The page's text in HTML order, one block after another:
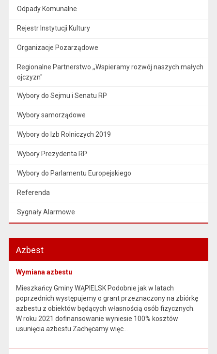
Odpady Komunalne
Rejestr Instytucji Kultury
Organizacje Pozarządowe
Regionalne Partnerstwo ,,Wspieramy rozwój naszych małych
ojczyzn"
Wybory do Sejmu i Senatu RP
Wybory samorządowe
Wybory do Izb Rolniczych 2019
Wybory Prezydenta RP
Wybory do Parlamentu Europejskiego
Referenda
Sygnały Alarmowe
Azbest
Wymiana azbestu
Mieszkańcy Gminy WĄPIELSK Podobnie jak w latach
poprzednich występujemy o grant przeznaczony na zbiórkę
azbestu z obiektów będących własnością osób fizycznych.
W roku 2021 dofinansowanie wyniesie 100% kosztów
usunięcia azbestu.Zachęcamy więc…